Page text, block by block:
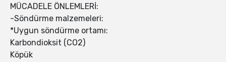
MÜCADELE ÖNLEMLERİ:
-Söndürme malzemeleri:
*Uygun söndürme ortamı:
Karbondioksit (CO2)
Köpük